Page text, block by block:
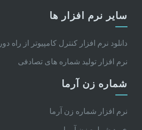
سایر نرم افزار ها
دانلود نرم افزار کنترل کامپیوتر از راه دور
نرم افزار تولید شماره های تصادفی
شماره زن آرما
نرم افزار شماره زن آرما